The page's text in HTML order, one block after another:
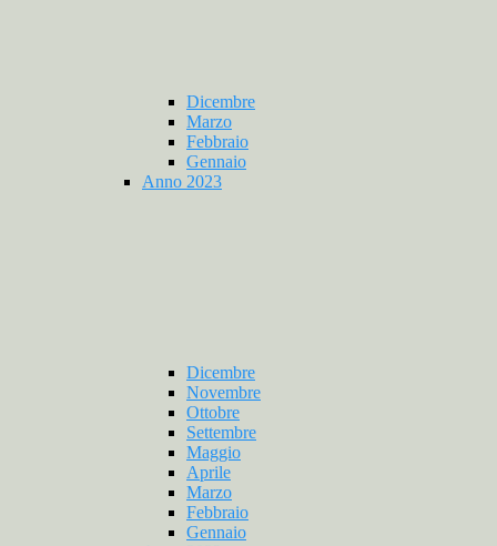
Dicembre
Marzo
Febbraio
Gennaio
Anno 2023
Dicembre
Novembre
Ottobre
Settembre
Maggio
Aprile
Marzo
Febbraio
Gennaio